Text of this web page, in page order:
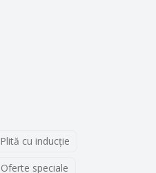
Plită cu inducţie
Oferte speciale